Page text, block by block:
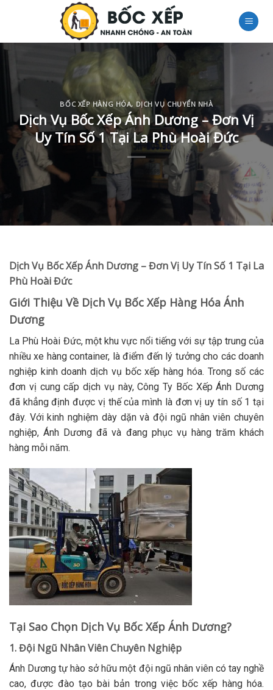
BỐC XẾP HÀNG HÓA, DỊCH VỤ CHUYỂN NHÀ
Dịch Vụ Bốc Xếp Ánh Dương – Đơn Vị
Uy Tín Số 1 Tại La Phù Hoài Đức
Dịch Vụ Bốc Xếp Ánh Dương – Đơn Vị Uy Tín Số 1 Tại La
Phù Hoài Đức
Giới Thiệu Về Dịch Vụ Bốc Xếp Hàng Hóa Ánh
Dương
La Phù Hoài Đức, một khu vực nổi tiếng với sự tập trung của
nhiều xe hàng container, là điểm đến lý tưởng cho các doanh
nghiệp kinh doanh dịch vụ bốc xếp hàng hóa. Trong số các
đơn vị cung cấp dịch vụ này,Công Ty Bốc Xếp Ánh Dương
đã khẳng định được vị thế của mình là đơn vị uy tín số 1 tại
đây. Với kinh nghiệm dày dặn và đội ngũ nhân viên chuyên
nghiệp, Ánh Dương đã và đang phục vụ hàng trăm khách
hàng mỗi năm.
Tại Sao Chọn Dịch Vụ Bốc Xếp Ánh Dương?
1. Đội Ngũ Nhân Viên Chuyên Nghiệp
Ánh Dương tự hào sở hữu một đội ngũ nhân viên có tay nghề
cao, được đào tạo bài bản trong việc bốc xếp hàng hóa.